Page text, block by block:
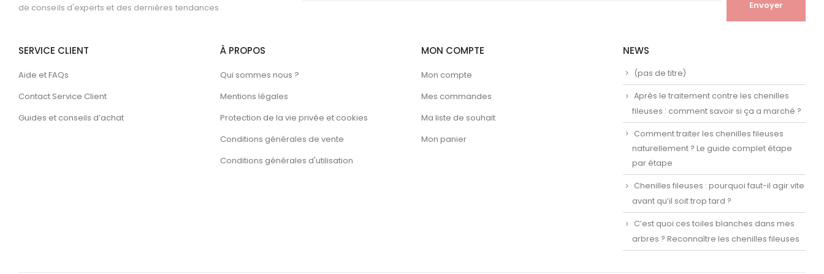
de conseils d'experts et des dernières tendances
SERVICE CLIENT
Aide et FAQs
Contact Service Client
Guides et conseils d’achat
À PROPOS
Qui sommes nous ?
Mentions légales
Protection de la vie privée et cookies
Conditions générales de vente
Conditions générales d'utilisation
MON COMPTE
Mon compte
Mes commandes
Ma liste de souhait
Mon panier
NEWS
(pas de titre)
Après le traitement contre les chenilles
fileuses : comment savoir si ça a marché ?
Comment traiter les chenilles fileuses
naturellement ? Le guide complet étape
par étape
Chenilles fileuses : pourquoi faut-il agir vite
avant qu’il soit trop tard ?
C’est quoi ces toiles blanches dans mes
arbres ? Reconnaître les chenilles fileuses